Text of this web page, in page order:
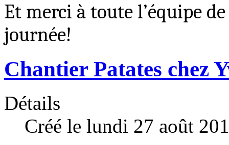
Et merci à toute l’équipe
journée!
Chantier Patates chez
Détails
Créé le lundi 27 août